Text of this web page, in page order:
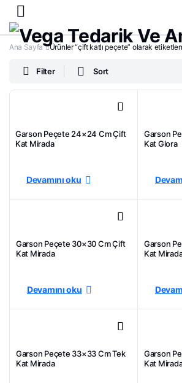
Ana Sayfa Ürünler “çift katlı peçete” olarak
Filter Sort
Garson Peçete 24×24 Cm Çift
Kat Mirada
Devamını oku
Garson
Kat Glora
Garson Peçete 30×30 Cm Çift
Kat Mirada
Devamını oku
Garson
Kat
Garson Peçete 33×33 Cm Tek
Kat Mirada
Garson
Kat